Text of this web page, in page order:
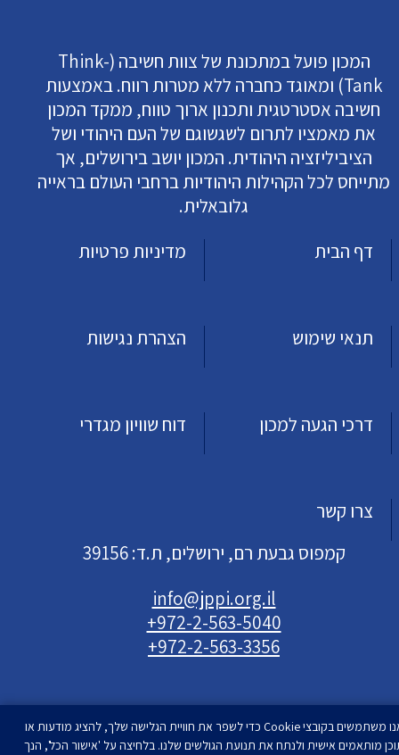
המכון פועל במתכונת של צוות חשיבה (Think-
Tank) ומאוגד כחברה ללא מטרות רווח. באמצעות
חשיבה אסטרטגית ותכנון ארוך טווח, ממקד המכון
את מאמציו לתרום לשגשוגם של העם היהודי ושל
הציביליזציה היהודית. המכון יושב בירושלים, אך
מתייחס לכל הקהילות היהודיות ברחבי העולם בראייה
גלובאלית.
דף הבית
מדיניות פרטיות
תנאי שימוש הצהרת נגישות
דרכי הגעה למכון דוח שוויון מגדרי
צרו קשר
קמפוס גבעת רם, ירושלים, ת.ד: 39156
info@jppi.org.il
+972-2-563-5040
+972-2-563-3356
אנו משתמשים בקובצי Cookie כדי לשפר את חוויית הגלישה שלך, להציג מודעות או
מותאמים אישית ולנתח את תנועת הגולשים שלנו. בלחיצה על 'אישור הכל', הנך